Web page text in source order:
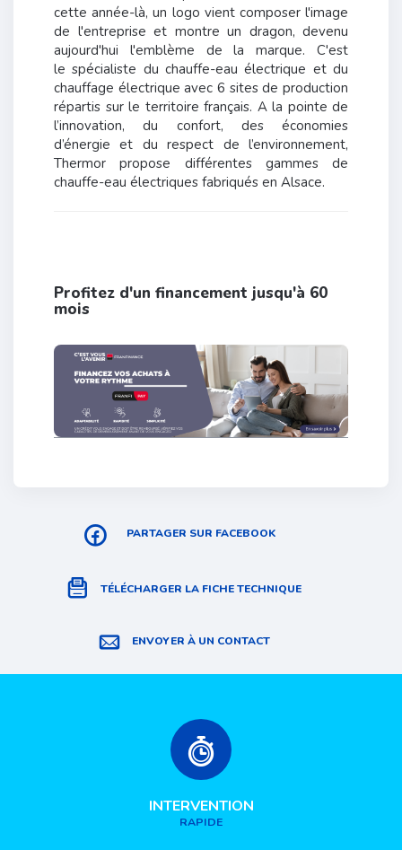
cette année-là, un logo vient composer l'image
de l'entreprise et montre un dragon, devenu
aujourd'hui l'emblème de la marque. C'est
le spécialiste du chauffe-eau électrique et du
chauffage électrique avec 6 sites de production
répartis sur le territoire français. A la pointe de
l’innovation, du confort, des économies
d’énergie et du respect de l’environnement,
Thermor propose différentes gammes de
chauffe-eau électriques fabriqués en Alsace.
Profitez d'un financement jusqu'à 60
mois
PARTAGER SUR FACEBOOK
TÉLÉCHARGER LA FICHE TECHNIQUE
ENVOYER À UN CONTACT
INTERVENTION
RAPIDE